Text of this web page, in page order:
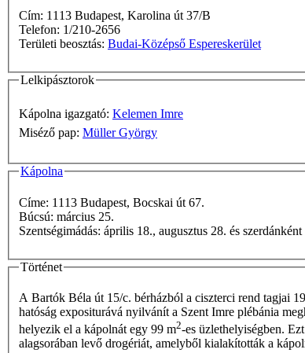
Cím: 1113 Budapest, Karolina út 37/B
Telefon: 1/210-2656
Területi beosztás: Budai-Középső Espereskerület
Lelkipásztorok
Kápolna igazgató: Kelemen Imre
Miséző pap: Müller György
Kápolna
Címe: 1113 Budapest, Bocskai út 67.
Búcsú: március 25.
Szentségimádás: április 18., augusztus 28. és
Történet
A Bartók Béla út 15/c. bérházból a ciszterci rend tagjai
hatóság expositurá­vá nyilvánít a Szent Imre plébánia
helyezik el a kápolnát egy 99 m2-es üzlethelyiségben.
alagsorában levő drogériát, amelyből kialakították a